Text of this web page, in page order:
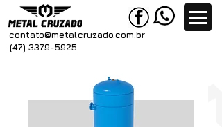
contato@metalcruzado.com.br
(47) 3379-5925